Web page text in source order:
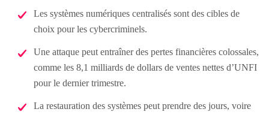
Les systèmes numériques centralisés sont des cibles de
choix pour les cybercriminels.
Une attaque peut entraîner des pertes financières colossales,
comme les 8,1 milliards de dollars de ventes nettes d’UNFI
pour le dernier trimestre.
La restauration des systèmes peut prendre des jours, voire